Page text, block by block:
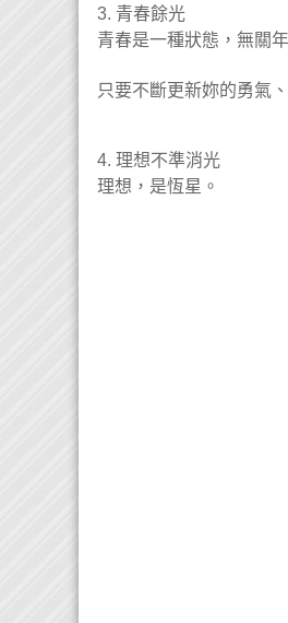
3. 青春餘光
青春是一種狀態，無關
只要不斷更新妳的勇氣
4. 理想不準消光
理想，是恆星。